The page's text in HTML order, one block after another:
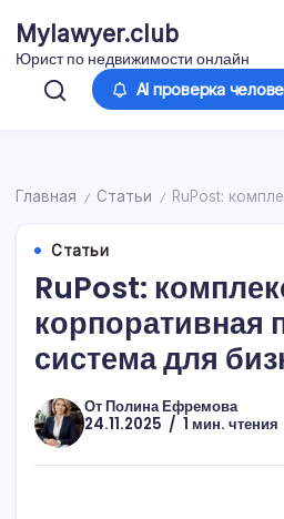
содержимому
Mylawyer.club
Юрист по недвижимости онлайн
AI проверка
Главная / Статьи / RuPost: комплексная
Статьи
RuPost:
корпоративная
система для
ОтПолина Ефремова
24.11.2025
1 мин. чтения